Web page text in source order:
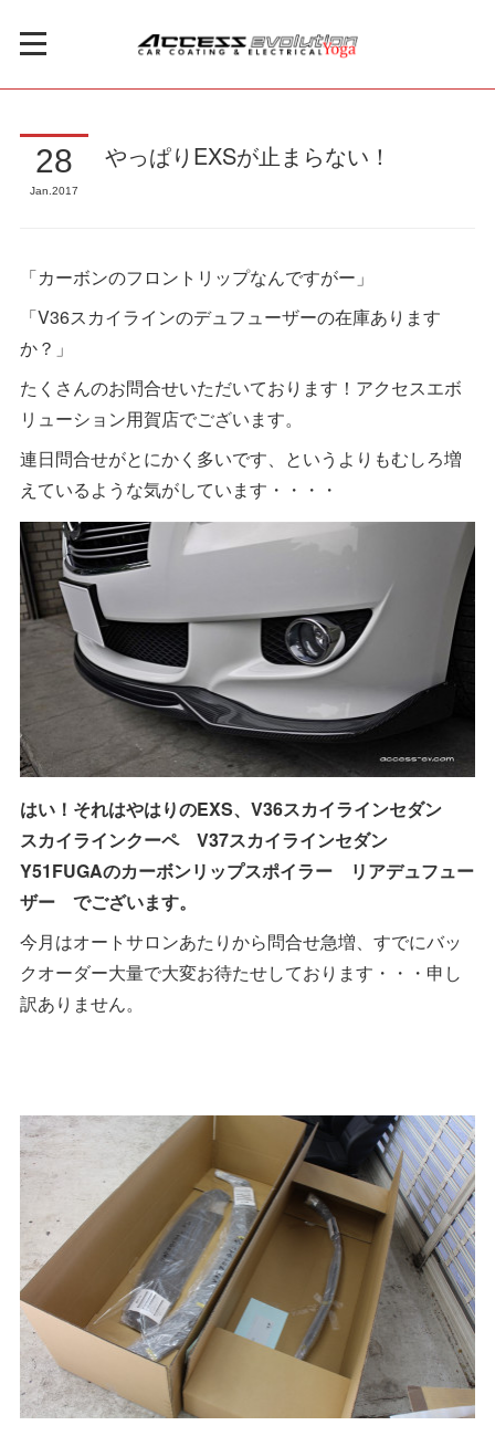
28
Jan 2017
やっぱりEXSが止まらない！
「カーボンのフロントリップなんですがー」
「V36スカイラインのデュフューザーの在庫あります
か？」
たくさんのお問合せいただいております！アクセスエボ
リューション用賀店でございます。
連日問合せがとにかく多いです、というよりもむしろ増
えているような気がしています・・・・
はい！それはやはりのEXS、V36スカイラインセダン
スカイラインクーペ V37スカイラインセダン
Y51FUGAのカーボンリップスポイラー リアデュフュー
ザー でございます。
今月はオートサロンあたりから問合せ急増、すでにバッ
クオーダー大量で大変お待たせしております・・・申し
訳ありません。